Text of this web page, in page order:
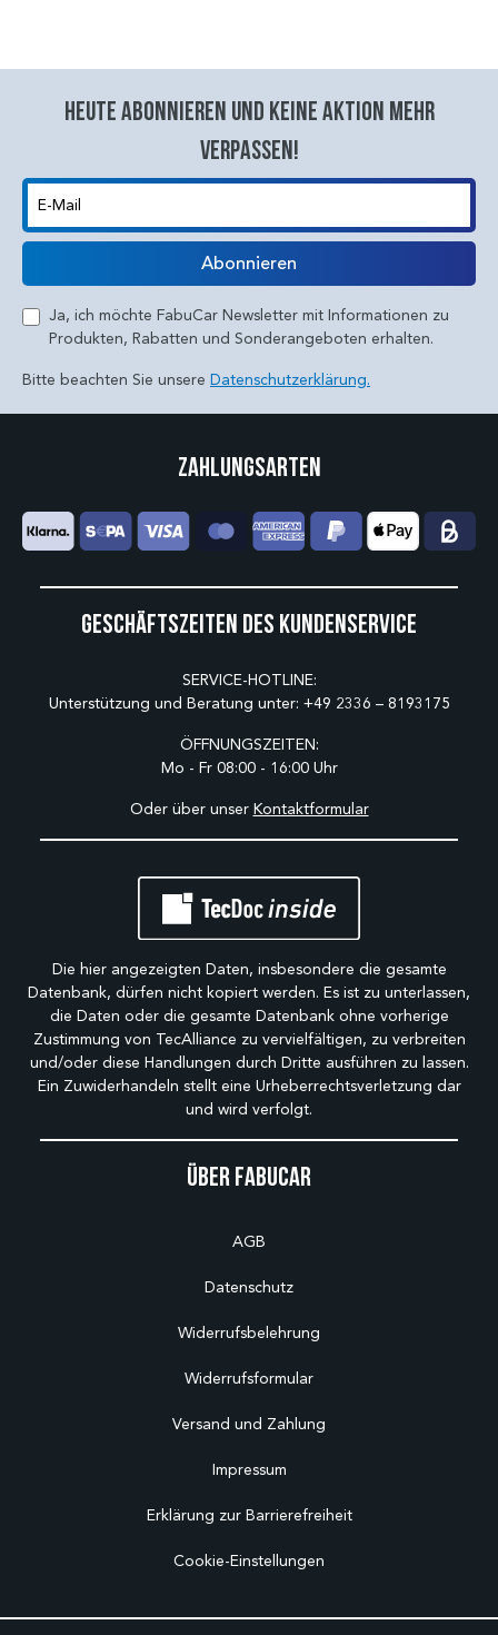
Heute abonnieren und keine aktion mehr
verpassen!
E-Mail
Abonnieren
Ja, ich möchte FabuCar Newsletter mit Informationen zu
Produkten, Rabatten und Sonderangeboten erhalten.
Bitte beachten Sie unsere Datenschutzerklärung.
Über Fabucar
AGB
Datenschutz
Widerrufsbelehrung
Widerrufsformular
Versand und Zahlung
Impressum
Erklärung zur Barrierefreiheit
Cookie-Einstellungen
Geschäftszeiten des Kundenservice
SERVICE-HOTLINE:
Unterstützung und Beratung unter: +49 2336 – 8193175
ÖFFNUNGSZEITEN:
Mo - Fr 08:00 - 16:00 Uhr
Oder über unser Kontaktformular
Zahlungsarten
Die hier angezeigten Daten, insbesondere die gesamte
Datenbank, dürfen nicht kopiert werden. Es ist zu unterlassen,
die Daten oder die gesamte Datenbank ohne vorherige
Zustimmung von TecAlliance zu vervielfältigen, zu verbreiten
und/oder diese Handlungen durch Dritte ausführen zu lassen.
Ein Zuwiderhandeln stellt eine Urheberrechtsverletzung dar
und wird verfolgt.